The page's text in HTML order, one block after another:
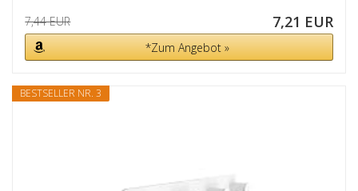
7,44 EUR 7,21 EUR
*Zum Angebot »
BESTSELLER NR. 3